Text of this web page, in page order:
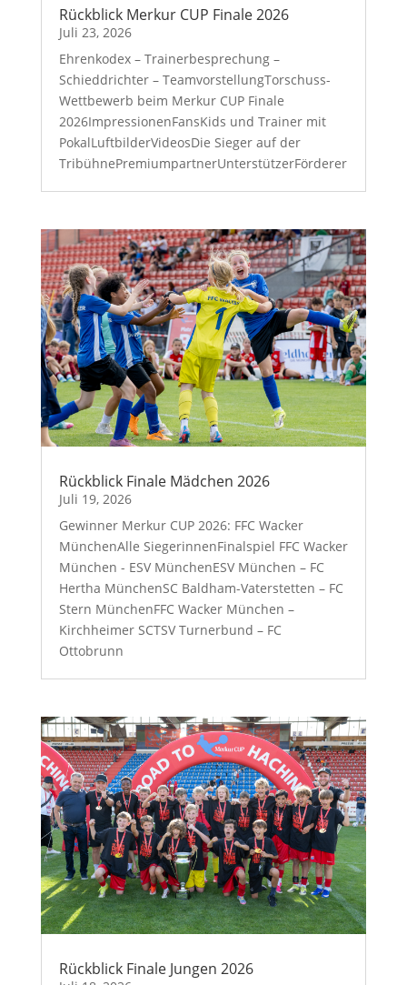
Rückblick Merkur CUP Finale 2026
Juli 23, 2026
Ehrenkodex – Trainerbesprechung –
Schieddrichter – TeamvorstellungTorschuss-
Wettbewerb beim Merkur CUP Finale
2026ImpressionenFansKids und Trainer mit
PokalLuftbilderVideosDie Sieger auf der
TribühnePremiumpartnerUnterstützerFörderer
Rückblick Finale Mädchen 2026
Juli 19, 2026
Gewinner Merkur CUP 2026: FFC Wacker
MünchenAlle SiegerinnenFinalspiel FFC Wacker
München - ESV MünchenESV München – FC
Hertha MünchenSC Baldham-Vaterstetten – FC
Stern MünchenFFC Wacker München –
Kirchheimer SCTSV Turnerbund – FC
Ottobrunn
Rückblick Finale Jungen 2026